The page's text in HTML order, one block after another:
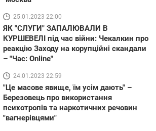
25.01.2023 22:00
ЯК "СЛУГИ" ЗАПАЛЮВАЛИ В
КУРШЕВЕЛІ під час війни: Чекалкин про
реакцію Заходу на корупційні скандали
– "Час: Online"
24.01.2023 22:59
"Це масове явище, їм усім дають" –
Березовець про використання
психотропів та наркотичних речовин
"вагнерівцями"